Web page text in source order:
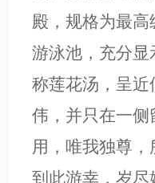
殿，规格为最
游泳池，充分
称莲花汤，呈
伟，并只在一
用，唯我独尊
到此游幸，岁